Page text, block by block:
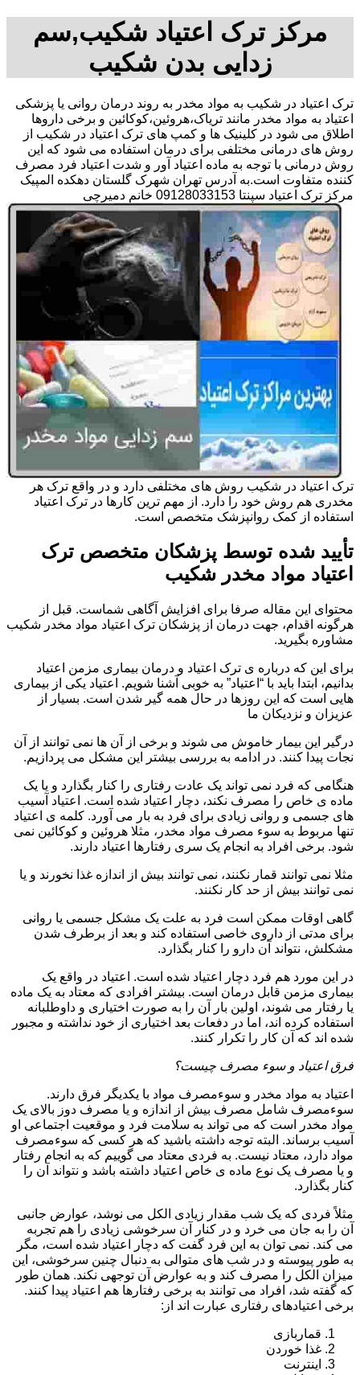
مرکز ترک اعتیاد شکیب,سم
زدایی بدن شکیب
ترک اعتیاد در شکیب به مواد مخدر به روند درمان روانی یا پزشکی
اعتیاد به مواد مخدر مانند تریاک،هروئین،کوکائین و برخی داروها
اطلاق می شود در کلینیک ها و کمپ های ترک اعتیاد در شکیب از
روش های درمانی مختلفی برای درمان استفاده می شود که این
روش درمانی با توجه به ماده اعتیاد آور و شدت اعتیاد فرد مصرف
کننده متفاوت است.به آدرس تهران شهرک گلستان دهکده المپیک
مرکز ترک اعتیاد سپنتا 09128033153 خانم دمیرچی
ترک اعتیاد در شکیب روش های مختلفی دارد و در واقع ترک هر
مخدری هم روش خود را دارد. از مهم ترین کارها در ترک اعتیاد
استفاده از کمک روانپزشک متخصص است.
تأیید شده توسط پزشکان متخصص ترک
اعتیاد مواد مخدر شکیب
محتوای این مقاله صرفا برای افزایش آگاهی شماست. قبل از
هرگونه اقدام، جهت درمان از پزشکان ترک اعتیاد مواد مخدر شکیب
مشاوره بگیرید.
برای این که درباره ی ترک اعتیاد و درمان بیماری مزمن اعتیاد
بدانیم، ابتدا باید با “اعتیاد” به خوبی آشنا شویم. اعتیاد یکی از بیماری
هایی است که این روزها در حال همه گیر شدن است. بسیار از
عزیزان و نزدیکان ما
درگیر این بیمار خاموش می شوند و برخی از آن ها نمی توانند از آن
نجات پیدا کنند. در ادامه به بررسی بیشتر این مشکل می پردازیم.
هنگامی که فرد نمی تواند یک عادت رفتاری را کنار بگذارد و یا یک
ماده ی خاص را مصرف نکند، دچار اعتیاد شده است. اعتیاد آسیب
های جسمی و روانی زیادی برای فرد به بار می آورد. کلمه ی اعتیاد
تنها مربوط به سوء مصرف مواد مخدر، مثلا هروئین و کوکائین نمی
شود. برخی افراد به انجام یک سری رفتارها اعتیاد دارند.
مثلا نمی توانند قمار نکنند، نمی توانند بیش از اندازه غذا نخورند و یا
نمی توانند بیش از حد کار نکنند.
گاهی اوقات ممکن است فرد به علت یک مشکل جسمی یا روانی
برای مدتی از داروی خاصی استفاده کند و بعد از برطرف شدن
مشکلش، نتواند آن دارو را کنار بگذارد.
در این مورد هم فرد دچار اعتیاد شده است. اعتیاد در واقع یک
بیماری مزمن قابل درمان است. بیشتر افرادی که معتاد به یک ماده
یا رفتار می شوند، اولین بار آن را به صورت اختیاری و داوطلبانه
استفاده کرده اند، اما در دفعات بعد اختیاری از خود نداشته و مجبور
شده اند که آن کار را تکرار کنند.
فرق اعتیاد و سوء مصرف چیست؟
اعتیاد به مواد مخدر و سوءمصرف مواد با یکدیگر فرق دارند.
سوءمصرف شامل مصرف بیش از اندازه و یا مصرف دوز بالای یک
مواد مخدر است که می تواند به سلامت فرد و موقعیت اجتماعی او
آسیب برساند. البته توجه داشته باشید که هر کسی که سوءمصرف
مواد دارد، معتاد نیست. به فردی معتاد می گوییم که به انجام رفتار
و یا مصرف یک نوع ماده ی خاص اعتیاد داشته باشد و نتواند آن را
کنار بگذارد.
مثلاً فردی که یک شب مقدار زیادی الکل می نوشد، عوارض جانبی
آن را به جان می خرد و در کنار آن سرخوشی زیادی را هم تجربه
می کند. نمی توان به این فرد گفت که دچار اعتیاد شده است، مگر
به طور پیوسته و در شب های متوالی به دنبال چنین سرخوشی، این
میزان الکل را مصرف کند و به عوارض آن توجهی نکند. همان طور
که گفته شد، افراد می توانند به برخی رفتارها هم اعتیاد پیدا کنند.
برخی اعتیادهای رفتاری عبارت اند از:
قماربازی
غذا خوردن
اینترنت